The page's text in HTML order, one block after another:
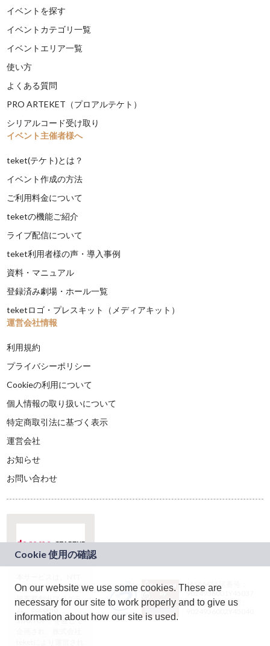
イベントを探す
イベントカテゴリ一覧
イベントエリア一覧
使い方
よくある質問
PRO ARTEKET（プロアルテケト）
シリアルコード受け取り
イベント主催者様へ
teket(テケト)とは？
イベント作成の方法
ご利用料金について
teketの機能ご紹介
ライブ配信について
teket利用者様の声・導入事例
資料・マニュアル
登録済み劇場・ホール一覧
teketロゴ・プレスキット（メディアキット）
運営会社情報
利用規約
プライバシーポリシー
Cookieの利用について
個人情報の取り扱いについて
特定商取引法に基づく表示
運営会社
お知らせ
お問い合わせ
ドコモグループの新
規事業創出プログラ
ム「docomo
STARTUP」を通じて
JASRAC許諾番号：
9024936001Y45037
JASRAC許諾番号：
On our website we use some cookies. These are
necessary for our site to work properly and to give us
information about how our site is used.